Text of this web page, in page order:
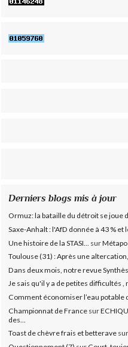
Derniers blogs mis à jour
Ormuz: la bataille du détroit se joue
Saxe-Anhalt : l'AfD donnée à 43 % et
Une histoire de la STASI...
sur
Toulouse (31) : Après une
Dans deux mois, notre revue
Je sais qu'il y a de petites difficultés ,
Comment économiser l’eau potable
Championnat de France sur
des...
Toast de chèvre frais et betterave